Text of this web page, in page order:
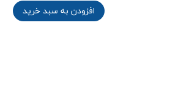
افزودن به سبد خرید